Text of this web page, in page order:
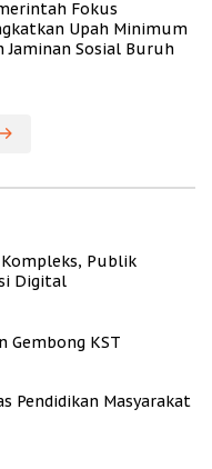
Fokus
Upah Minimum
Jaminan Sosial Buruh
Publik
Digital
Gembong KST
Pendidikan Masyarakat